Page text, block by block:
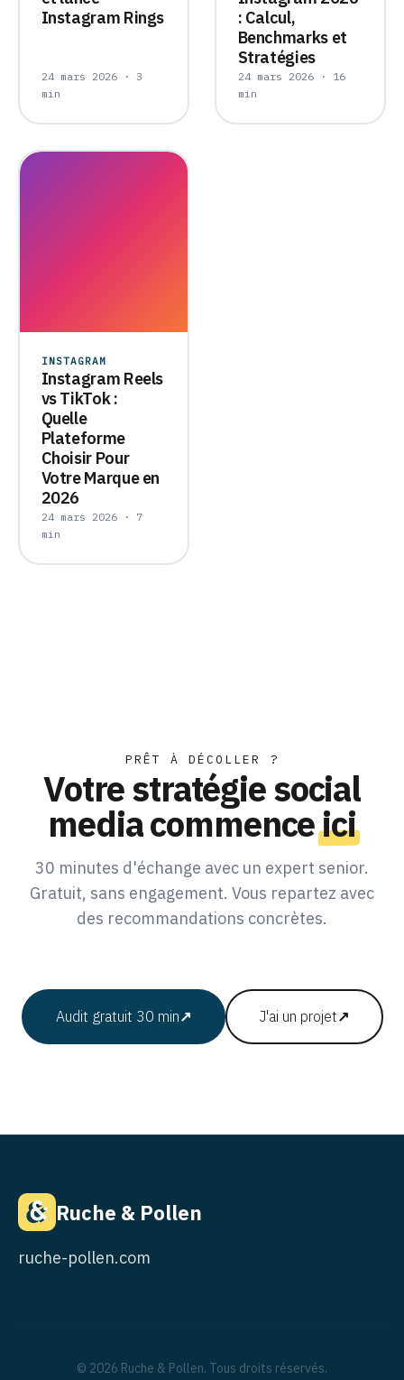
Instagram Rings
24 mars 2026 · 3
min
: Calcul,
Benchmarks et
Stratégies
24 mars 2026 · 16
min
INSTAGRAM
Instagram Reels
vs TikTok :
Quelle
Plateforme
Choisir Pour
Votre Marque en
2026
24 mars 2026 · 7
min
PRÊT À DÉCOLLER ?
Votre stratégie social
media commenceici
30 minutes d'échange avec un expert senior.
Gratuit, sans engagement. Vous repartez avec
des recommandations concrètes.
Audit gratuit 30 min↗ J'ai un projet↗
Ruche & Pollen
ruche-pollen.com
© 2026 Ruche & Pollen. Tous droits réservés.